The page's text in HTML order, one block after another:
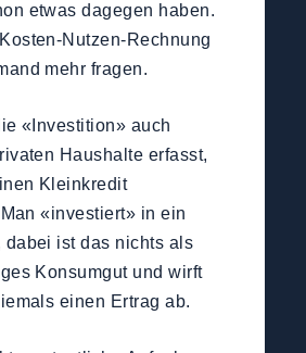
etwas dagegen haben.
Nutzen-Rechnung
mehr fragen.
«Investition» auch
Haushalte erfasst,
Kleinkredit
«investiert» in ein
dabei ist das nichts als
Konsumgut und wirft
einen Ertrag ab.